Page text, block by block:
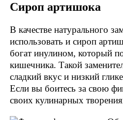
Сироп артишока
В качестве натурального
использовать и сироп
богат инулином, который
кишечника. Такой
сладкий вкус и низкий
Если вы боитесь за свою
своих кулинарных